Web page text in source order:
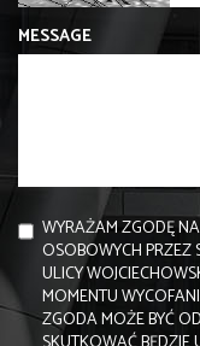
MESSAGE
WYRAŻAM ZGODĘ
OSOBOWYCH PRZEZ
ULICY
MOMENTU
ZGODA MOŻE BYĆ